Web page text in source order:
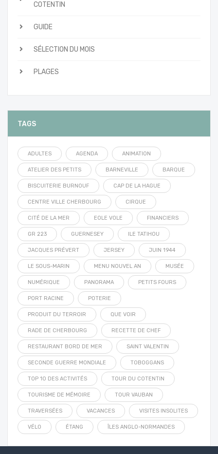
COTENTIN
GUIDE
SÉLECTION DU MOIS
PLAGES
TAGS
ADULTES AGENDA ANIMATION
ATELIER DES PETITS BARNEVILLE BARQUE
BISCUITERIE BURNOUF CAP DE LA HAGUE
CENTRE VILLE CHERBOURG CIRQUE
CITÉ DE LA MER EOLE VOLE FINANCIERS
GR 223 GUERNESEY ILE TATIHOU
JACQUES PRÉVERT JERSEY JUIN 1944
LE SOUS-MARIN MENU NOUVEL AN MUSÉE
NUMÉRIQUE PANORAMA PETITS FOURS
PORT RACINE POTERIE
PRODUIT DU TERROIR QUE VOIR
RADE DE CHERBOURG RECETTE DE CHEF
RESTAURANT BORD DE MER SAINT VALENTIN
SECONDE GUERRE MONDIALE TOBOGGANS
TOP 10 DES ACTIVITÉS TOUR DU COTENTIN
TOURISME DE MÉMOIRE TOUR VAUBAN
TRAVERSÉES VACANCES VISITES INSOLITES
VÉLO ÉTANG ÎLES ANGLO-NORMANDES